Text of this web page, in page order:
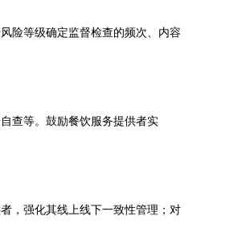
险等级确定监督检查的频次、内容
查等。鼓励餐饮服务提供者实
，强化其线上线下一致性管理；对